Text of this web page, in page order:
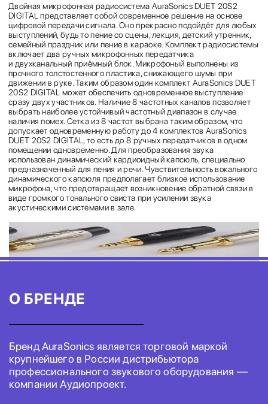
Двойная микрофонная радиосистема AuraSonics DUET 20S2
DIGITAL представляет собой современное решение на основе
цифровой передачи сигнала. Оно прекрасно подойдёт для любых
выступлений, будь то пение со сцены, лекция, детский утренник,
семейный праздник или пение в караоке. Комплект радиосистемы
включает два ручных микрофонных передатчика
и двухканальный приёмный блок. Микрофоный выполнены из
прочного толстостенного пластика, снижающего шумы при
движении в руке. Таким образом один комплект AuraSonics DUET
20S2 DIGITAL может обеспечить одновременное выступление
сразу двух участников. Наличие 8 частотных каналов позволяет
выбрать наиболее устойчивый частотный диапазон в случае
наличия помех. Сетка из 8 частот выбрана таким образом, что
допускает одновременную работу до 4 комплектов AuraSonics
DUET 20S2 DIGITAL, то есть до 8 ручных передатчиков в одном
помещении одновременно. Для преобразования звука
использован динамический кардиоидный капсюль, специально
предназначенный для пения и речи. Чувствительность вокального
динамического капсюля предполагает близкое использование
микрофона, что предотвращает возникновение обратной связи в
виде громкого тонального свиста при усилении звука
акустическими системами в зале.
О БРЕНДЕ
Бренд AuraSonics является торговой маркой
крупнейшего в России дистрибьютора
профессионального звукового оборудования —
компании Аудиопроект.